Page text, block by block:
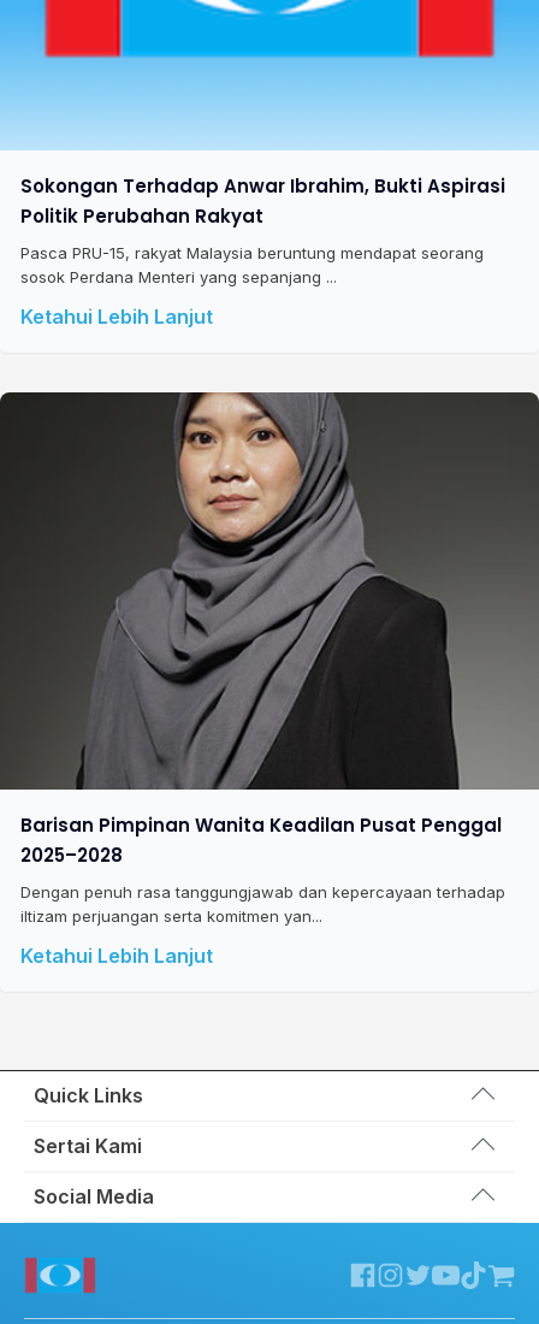
Sokongan Terhadap Anwar Ibrahim, Bukti Aspirasi
Politik Perubahan Rakyat
Pasca PRU-15, rakyat Malaysia beruntung mendapat seorang
sosok Perdana Menteri yang sepanjang ...
Ketahui Lebih Lanjut
Barisan Pimpinan Wanita Keadilan Pusat Penggal
2025–2028
Dengan penuh rasa tanggungjawab dan kepercayaan terhadap
iltizam perjuangan serta komitmen yan...
Ketahui Lebih Lanjut
Quick Links
Wakil Rakyat
Hubungi Kami
Sumbangan
Sertai Kami
Portal Anggota KEADILAN
Social Media
Twitter KEADILAN
Channel Telegram KEADILAN